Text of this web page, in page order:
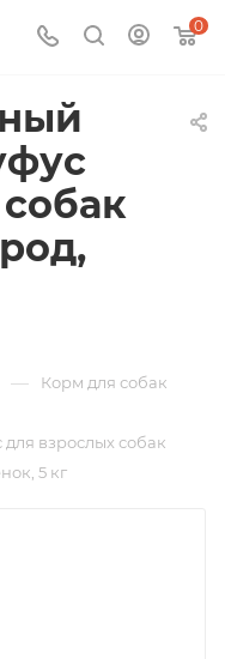
0
— Корм для собак
взрослых собак
5 кг